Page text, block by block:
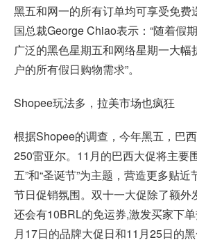
黑五和网一的所有订单均可享受免费
国总裁George Chiao表示：“随着假
广泛的黑色星期五和网络星期一大幅
户的所有假日购物需求”。
Shopee玩法多，拉美市场也疯狂
根据Shopee的调查，今年黑五，巴
250雷亚尔。11月的巴西大促将主要
五”和“圣诞节”为主题，营造更多贴
节日促销氛围。双十一大促除了额外
还会有10BRL的免运券,激发买家下
月17日的品牌大促日和11月25日的黑